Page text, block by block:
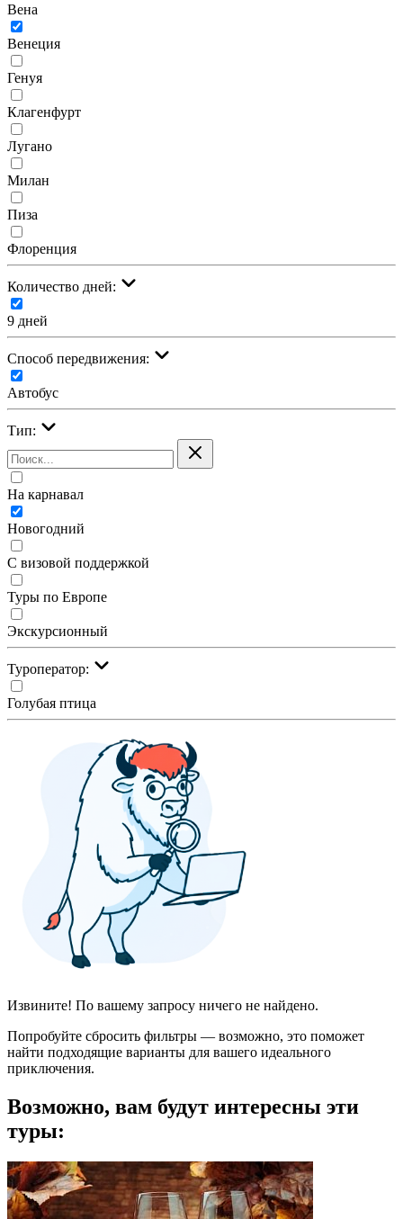
Вена
Венеция
Генуя
Клагенфурт
Лугано
Милан
Пиза
Флоренция
Количество дней:
9 дней
Cпособ передвижения:
Автобус
Тип:
На карнавал
Новогодний
С визовой поддержкой
Туры по Европе
Экскурсионный
Туроператор:
Голубая птица
Извините! По вашему запросу ничего не найдено.
Попробуйте сбросить фильтры — возможно, это поможет
найти подходящие варианты для вашего идеального
приключения.
Возможно, вам будут интересны эти
туры: